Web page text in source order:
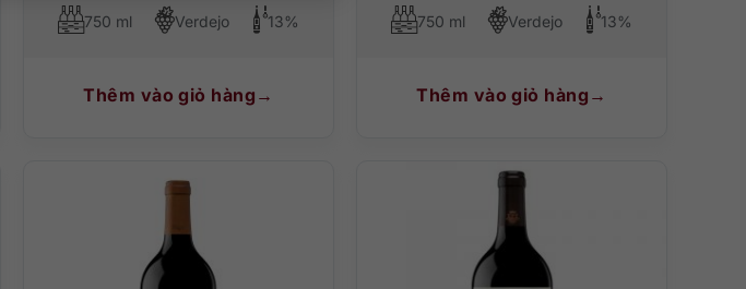
750 ml Verdejo 13%
Thêm vào giỏ hàng
750 ml Verdejo 13%
Thêm vào giỏ hàng